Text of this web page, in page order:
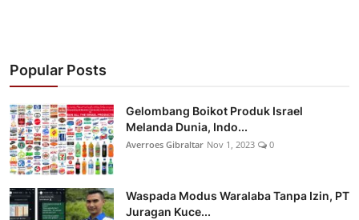
Popular Posts
Gelombang Boikot Produk Israel
Melanda Dunia, Indo...
Averroes Gibraltar Nov 1, 2023 0
Waspada Modus Waralaba Tanpa Izin, PT
Juragan Kuce...